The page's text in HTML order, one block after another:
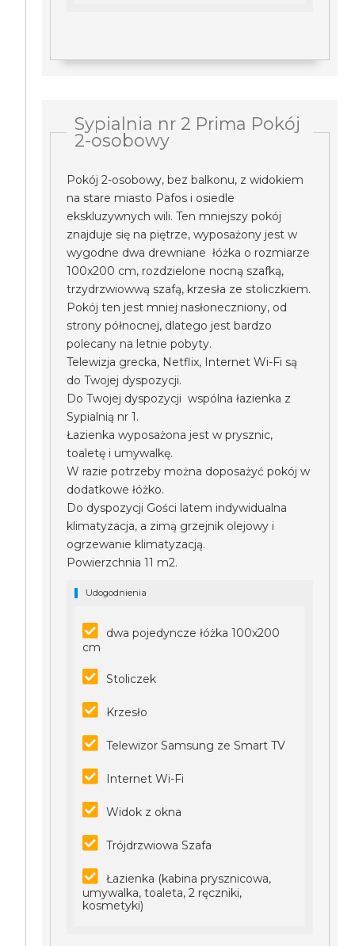
Sypialnia nr 2 Prima Pokój
2-osobowy
Pokój 2-osobowy, bez balkonu, z widokiem
na stare miasto Pafos i osiedle
ekskluzywnych wili. Ten mniejszy pokój
znajduje się na piętrze, wyposażony jest w
wygodne dwa drewniane łóżka o rozmiarze
100x200 cm, rozdzielone nocną szafką,
trzydrzwiowwą szafą, krzesła ze stoliczkiem.
Pokój ten jest mniej nasłoneczniony, od
strony północnej, dlatego jest bardzo
polecany na letnie pobyty.
Telewizja grecka, Netflix, Internet Wi-Fi są
do Twojej dyspozycji.
Do Twojej dyspozycji wspólna łazienka z
Sypialnią nr 1.
Łazienka wyposażona jest w prysznic,
toaletę i umywalkę.
W razie potrzeby można doposażyć pokój w
dodatkowe łóżko.
Do dyspozycji Gości latem indywidualna
klimatyzacja, a zimą grzejnik olejowy i
ogrzewanie klimatyzacją.
Powierzchnia 11 m2.
Udogodnienia
dwa pojedyncze łóżka 100x200
cm
Stoliczek
Krzesło
Telewizor Samsung ze Smart TV
Internet Wi-Fi
Widok z okna
Trójdrzwiowa Szafa
Łazienka (kabina prysznicowa,
umywalka, toaleta, 2 ręczniki,
kosmetyki)